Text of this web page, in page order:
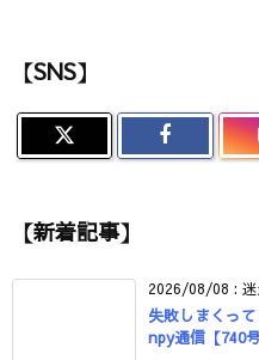
【SNS】
【新着記事】
2026/08/08 :
失敗しまくっ
npy通信【740